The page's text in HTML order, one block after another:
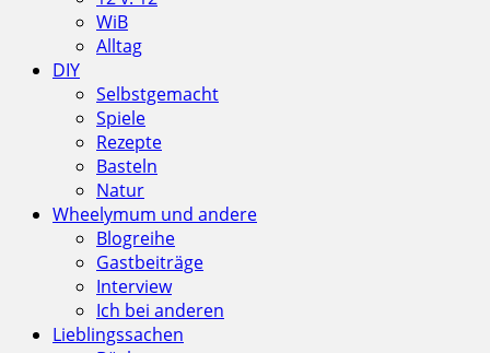
WiB
Alltag
DIY
Selbstgemacht
Spiele
Rezepte
Basteln
Natur
Wheelymum und andere
Blogreihe
Gastbeiträge
Interview
Ich bei anderen
Lieblingssachen